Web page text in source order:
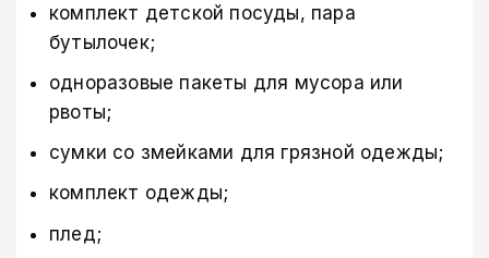
комплект детской посуды, пара
бутылочек;
одноразовые пакеты для мусора или
рвоты;
сумки со змейками для грязной одежды;
комплект одежды;
плед;